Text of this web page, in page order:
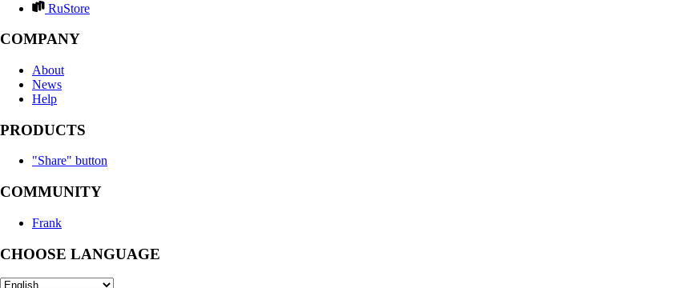
RuStore
COMPANY
About
News
Help
PRODUCTS
"Share" button
COMMUNITY
Frank
CHOOSE LANGUAGE